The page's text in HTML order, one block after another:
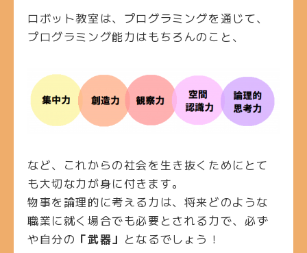
ロボット教室は、プログラミングを通じて、
プログラミング能力はもちろんのこと、
など、これからの社会を生き抜くためにとて
も大切な力が身に付きます。
物事を論理的に考える力は、将来どのような
職業に就く場合でも必要とされる力で、必ず
や自分の 「武器」 となるでしょう！